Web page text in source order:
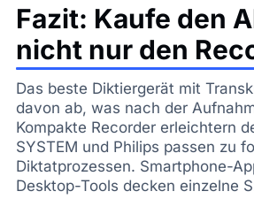
Fazit: Kaufe den
nicht nur den
Das beste Diktiergerät mit
davon ab, was nach der
Kompakte Recorder erleichtern
SYSTEM und Philips passen zu
Diktatprozessen. Smartphone-
Desktop-Tools decken einzelne